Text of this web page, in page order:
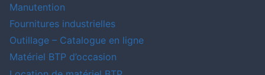
Manutention
Fournitures industrielles
Outillage – Catalogue en ligne
Matériel BTP d’occasion